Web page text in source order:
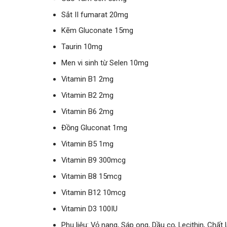
Sắt II fumarat 20mg
Kẽm Gluconate 15mg
Taurin 10mg
Men vi sinh từ Selen 10mg
Vitamin B1 2mg
Vitamin B2 2mg
Vitamin B6 2mg
Đồng Gluconat 1mg
Vitamin B5 1mg
Vitamin B9 300mcg
Vitamin B8 15mcg
Vitamin B12 10mcg
Vitamin D3 100IU
Phụ liệu: Vỏ nang, Sáp ong, Dầu cọ, Lecithin, Chất